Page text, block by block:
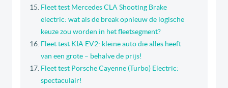
Fleet test Mercedes CLA Shooting Brake
electric: wat als de break opnieuw de logische
keuze zou worden in het fleetsegment?
Fleet test KIA EV2: kleine auto die alles heeft
van een grote – behalve de prijs!
Fleet test Porsche Cayenne (Turbo) Electric:
spectaculair!